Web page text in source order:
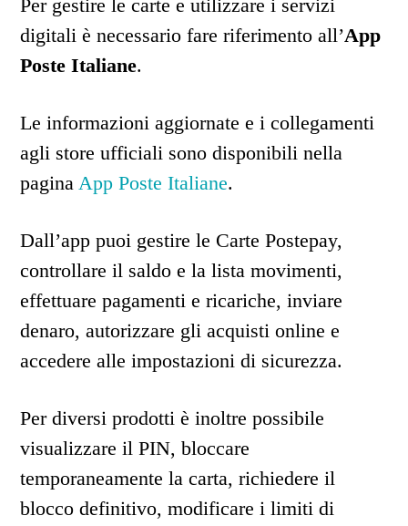
Per gestire le carte e utilizzare i servizi
digitali è necessario fare riferimento all’App
Poste Italiane.
Le informazioni aggiornate e i collegamenti
agli store ufficiali sono disponibili nella
paginaApp Poste Italiane.
Dall’app puoi gestire le Carte Postepay,
controllare il saldo e la lista movimenti,
effettuare pagamenti e ricariche, inviare
denaro, autorizzare gli acquisti online e
accedere alle impostazioni di sicurezza.
Per diversi prodotti è inoltre possibile
visualizzare il PIN, bloccare
temporaneamente la carta, richiedere il
blocco definitivo, modificare i limiti di